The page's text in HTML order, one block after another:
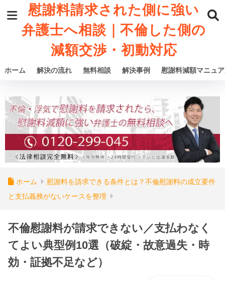
慰謝料請求された側に強い
弁護士へ相談｜不倫した側の
減額交渉・初動対応
ホーム 解決の流れ 無料相談 解決事例 慰謝料減額マニュ
ホーム
慰謝料を請求できる条件とは？不倫慰謝料の成立要件
と支払義務がないケースを整理
不倫慰謝料が請求できない／支払わなく
てよい典型例10選（破綻・故意過失・時
効・証拠不足など）